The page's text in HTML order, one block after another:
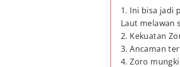
1. Ini bisa jadi
Laut melawan
2. Kekuatan
3. Ancaman
4. Zoro